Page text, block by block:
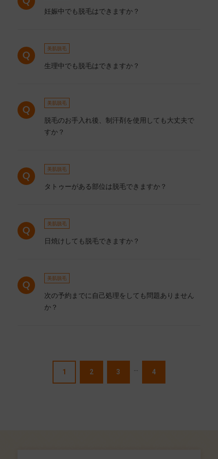
妊娠中でも脱毛はできますか？
美肌脱毛
生理中でも脱毛はできますか？
美肌脱毛
脱毛のお手入れ後、制汗剤を使用しても大丈夫で
すか？
美肌脱毛
タトゥーがある部位は脱毛できますか？
美肌脱毛
日焼けしても脱毛できますか？
美肌脱毛
次の予約までに自己処理をしても問題ありません
か？
1 2 3 4